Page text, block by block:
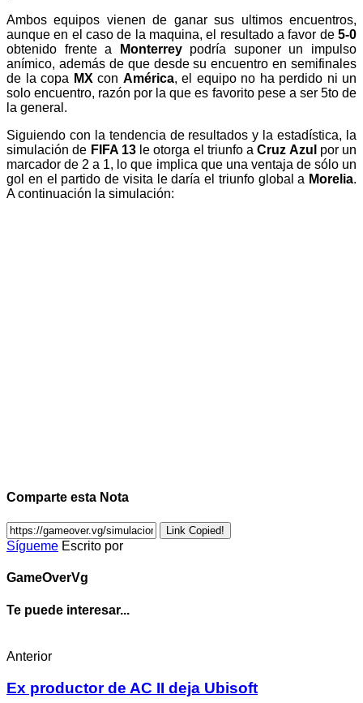
Ambos equipos vienen de ganar sus ultimos encuentros,
aunque en el caso de la maquina, el resultado a favor de 5-0
obtenido frente a
Monterreypodría suponer un impulso
anímico, además de que desde su encuentro en semifinales
de la copa MX con América, el equipo no ha perdido ni un
solo encuentro, razón por la que es favorito pese a ser 5to de
la general.
Siguiendo con la tendencia de resultados y la estadística, la
simulación de FIFA 13le otorga el triunfo aCruz Azul por un
marcador de 2 a 1, lo que implica que una ventaja de sólo un
gol en el partido de visita le daría el triunfo global a Morelia.
A continuación la simulación:
Comparte esta Nota
Link Copied!
Sígueme Escrito por
GameOverVg
Te puede interesar...
Anterior
Ex productor de AC II deja Ubisoft